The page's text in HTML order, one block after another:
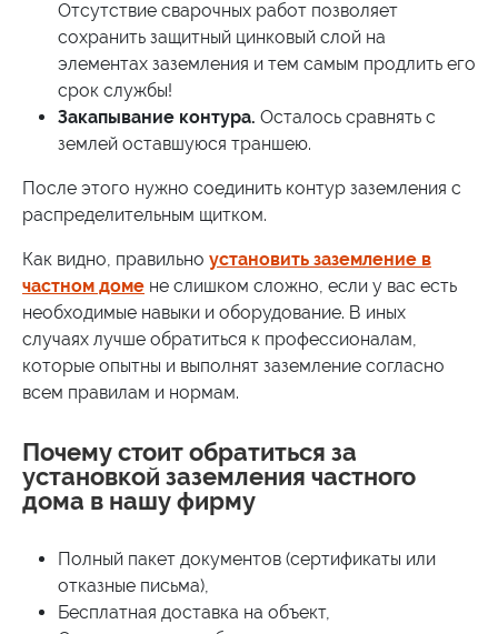
Отсутствие сварочных работ позволяет
сохранить защитный цинковый слой на
элементах заземления и тем самым продлить его
срок службы!
Закапывание контура. Осталось сравнять с
землей оставшуюся траншею.
После этого нужно соединить контур заземления с
распределительным щитком.
Как видно, правильно установить заземление в
частном доме не слишком сложно, если у вас есть
необходимые навыки и оборудование. В иных
случаях лучше обратиться к профессионалам,
которые опытны и выполнят заземление согласно
всем правилам и нормам.
Почему стоит обратиться за
установкой заземления частного
дома в нашу фирму
Полный пакет документов (сертификаты или
отказные письма),
Бесплатная доставка на объект,